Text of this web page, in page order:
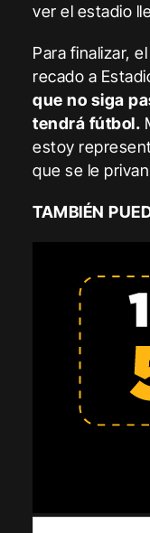
ver el estadio
Para finalizar,
recado a
que no siga
tendrá fútbol.
estoy
que se le
TAMBIÉN